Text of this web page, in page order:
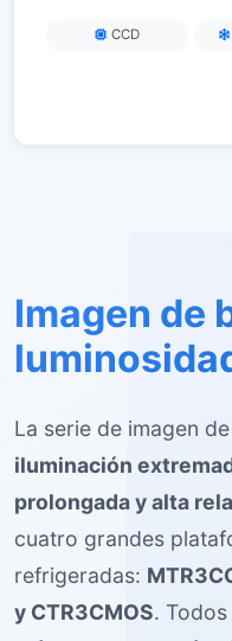
multicolor/imagen
CCD
Imagen de
La serie de imagen
iluminación
prolongada y alta
cuatro grandes
refrigeradas:
y CTR3CMOS.